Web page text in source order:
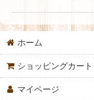
ホーム
ショッピングカート
マイページ